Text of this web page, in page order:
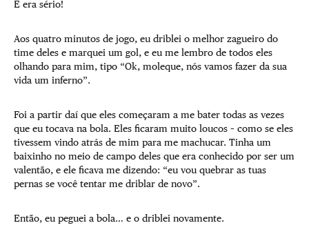
E era sério!
Aos quatro minutos de jogo, eu driblei o melhor zagueiro do
time deles e marquei um gol, e eu me lembro de todos eles
olhando para mim, tipo “Ok, moleque, nós vamos fazer da sua
vida um inferno”.
Foi a partir daí que eles começaram a me bater todas as vezes
que eu tocava na bola. Eles ficaram muito loucos – como se eles
tivessem vindo atrás de mim para me machucar. Tinha um
baixinho no meio de campo deles que era conhecido por ser um
valentão, e ele ficava me dizendo: “eu vou quebrar as tuas
pernas se você tentar me driblar de novo”.
Então, eu peguei a bola… e o driblei novamente.